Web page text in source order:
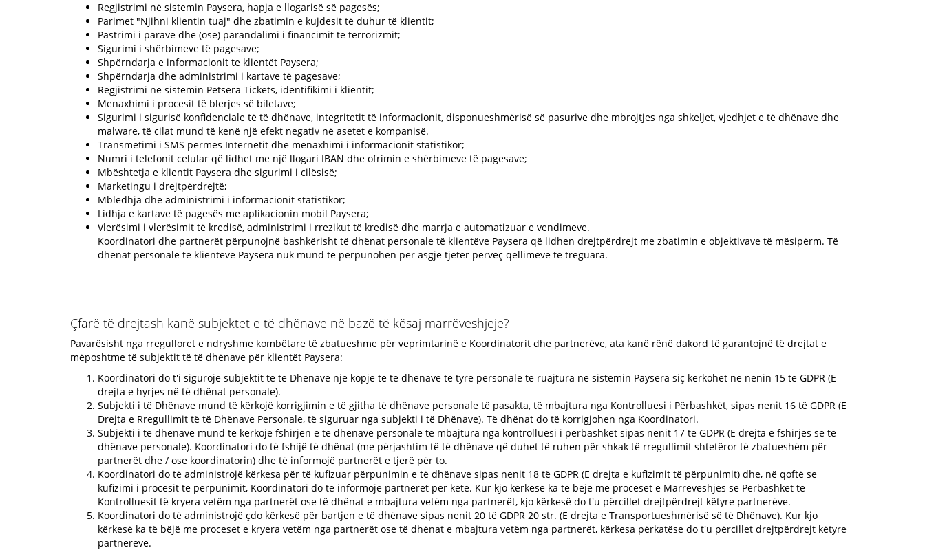
Regjistrimi në sistemin Paysera, hapja e llogarisë së pagesës;
Parimet "Njihni klientin tuaj" dhe zbatimin e kujdesit të duhur të klientit;
Pastrimi i parave dhe (ose) parandalimi i financimit të terrorizmit;
Sigurimi i shërbimeve të pagesave;
Shpërndarja e informacionit te klientët Paysera;
Shpërndarja dhe administrimi i kartave të pagesave;
Regjistrimi në sistemin Petsera Tickets, identifikimi i klientit;
Menaxhimi i procesit të blerjes së biletave;
Sigurimi i sigurisë konfidenciale të të dhënave, integritetit të informacionit, disponueshmërisë së pasurive dhe mbrojtjes nga shkeljet, vjedhjet e të dhënave dhe
malware, të cilat mund të kenë një efekt negativ në asetet e kompanisë.
Transmetimi i SMS përmes Internetit dhe menaxhimi i informacionit statistikor;
Numri i telefonit celular që lidhet me një llogari IBAN dhe ofrimin e shërbimeve të pagesave;
Mbështetja e klientit Paysera dhe sigurimi i cilësisë;
Marketingu i drejtpërdrejtë;
Mbledhja dhe administrimi i informacionit statistikor;
Lidhja e kartave të pagesës me aplikacionin mobil Paysera;
Vlerësimi i vlerësimit të kredisë, administrimi i rrezikut të kredisë dhe marrja e automatizuar e vendimeve.
Koordinatori dhe partnerët përpunojnë bashkërisht të dhënat personale të klientëve Paysera që lidhen drejtpërdrejt me zbatimin e objektivave të mësipërm. Të
dhënat personale të klientëve Paysera nuk mund të përpunohen për asgjë tjetër përveç qëllimeve të treguara.
Çfarë të drejtash kanë subjektet e të dhënave në bazë të kësaj marrëveshjeje?
Pavarësisht nga rregulloret e ndryshme kombëtare të zbatueshme për veprimtarinë e Koordinatorit dhe partnerëve, ata kanë rënë dakord të garantojnë të drejtat e
mëposhtme të subjektit të të dhënave për klientët Paysera:
Koordinatori do t'i sigurojë subjektit të të Dhënave një kopje të të dhënave të tyre personale të ruajtura në sistemin Paysera siç kërkohet në nenin 15 të GDPR (E
drejta e hyrjes në të dhënat personale).
Subjekti i të Dhënave mund të kërkojë korrigjimin e të gjitha të dhënave personale të pasakta, të mbajtura nga Kontrolluesi i Përbashkët, sipas nenit 16 të GDPR (E
Drejta e Rregullimit të të Dhënave Personale, të siguruar nga subjekti i të Dhënave). Të dhënat do të korrigjohen nga Koordinatori.
Subjekti i të dhënave mund të kërkojë fshirjen e të dhënave personale të mbajtura nga kontrolluesi i përbashkët sipas nenit 17 të GDPR (E drejta e fshirjes së të
dhënave personale). Koordinatori do të fshijë të dhënat (me përjashtim të të dhënave që duhet të ruhen për shkak të rregullimit shtetëror të zbatueshëm për
partnerët dhe / ose koordinatorin) dhe të informojë partnerët e tjerë për to.
Koordinatori do të administrojë kërkesa për të kufizuar përpunimin e të dhënave sipas nenit 18 të GDPR (E drejta e kufizimit të përpunimit) dhe, në qoftë se
kufizimi i procesit të përpunimit, Koordinatori do të informojë partnerët për këtë. Kur kjo kërkesë ka të bëjë me proceset e Marrëveshjes së Përbashkët të
Kontrolluesit të kryera vetëm nga partnerët ose të dhënat e mbajtura vetëm nga partnerët, kjo kërkesë do t'u përcillet drejtpërdrejt këtyre partnerëve.
Koordinatori do të administrojë çdo kërkesë për bartjen e të dhënave sipas nenit 20 të GDPR 20 str. (E drejta e Transportueshmërisë së të Dhënave). Kur kjo
kërkesë ka të bëjë me proceset e kryera vetëm nga partnerët ose të dhënat e mbajtura vetëm nga partnerët, kërkesa përkatëse do t'u përcillet drejtpërdrejt këtyre
partnerëve.